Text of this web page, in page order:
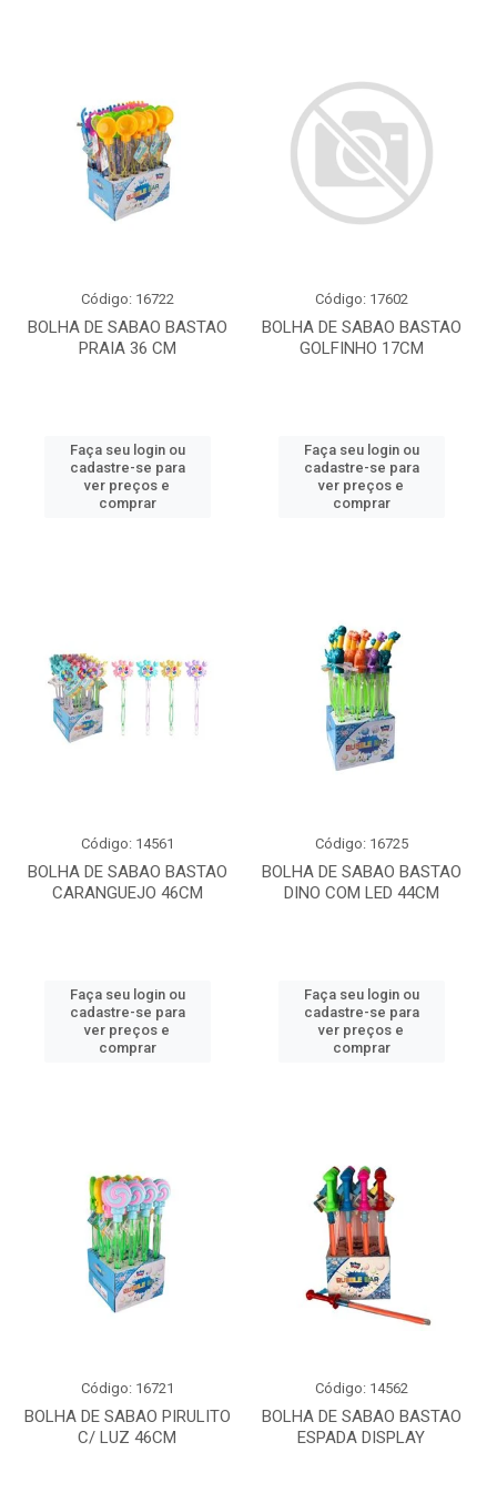
BOLHA DE SABAO BASTAO
PRAIA 36 CM
Código: 16722
Faça seu login ou
cadastre-se para
ver preços e
comprar
BOLHA DE SABAO BASTAO
GOLFINHO 17CM
Código: 17602
Faça seu login ou
cadastre-se para
ver preços e
comprar
BOLHA DE SABAO BASTAO
CARANGUEJO 46CM
Código: 14561
Faça seu login ou
cadastre-se para
ver preços e
comprar
BOLHA DE SABAO BASTAO
DINO COM LED 44CM
Código: 16725
Faça seu login ou
cadastre-se para
ver preços e
comprar
BOLHA DE SABAO PIRULITO
C/ LUZ 46CM
Código: 16721
BOLHA DE SABAO BASTAO
ESPADA DISPLAY
Código: 14562